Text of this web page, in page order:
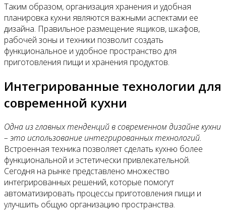
Таким образом, организация хранения и удобная
планировка кухни являются важными аспектами ее
дизайна. Правильное размещение ящиков, шкафов,
рабочей зоны и техники позволит создать
функциональное и удобное пространство для
приготовления пищи и хранения продуктов.
Интегрированные технологии для
современной кухни
Одна из главных тенденций в современном дизайне кухни
– это использование интегрированных технологий.
Встроенная техника позволяет сделать кухню более
функциональной и эстетически привлекательной.
Сегодня на рынке представлено множество
интегрированных решений, которые помогут
автоматизировать процессы приготовления пищи и
улучшить общую организацию пространства.